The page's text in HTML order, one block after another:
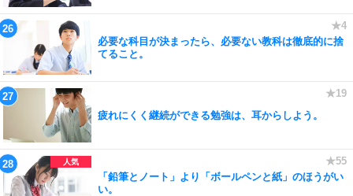
必要な科目が決まったら、必要ない教科は徹底的に捨
てること。
疲れにくく継続ができる勉強は、耳からしよう。
「鉛筆とノート」より「ボールペンと紙」のほうがい
い。